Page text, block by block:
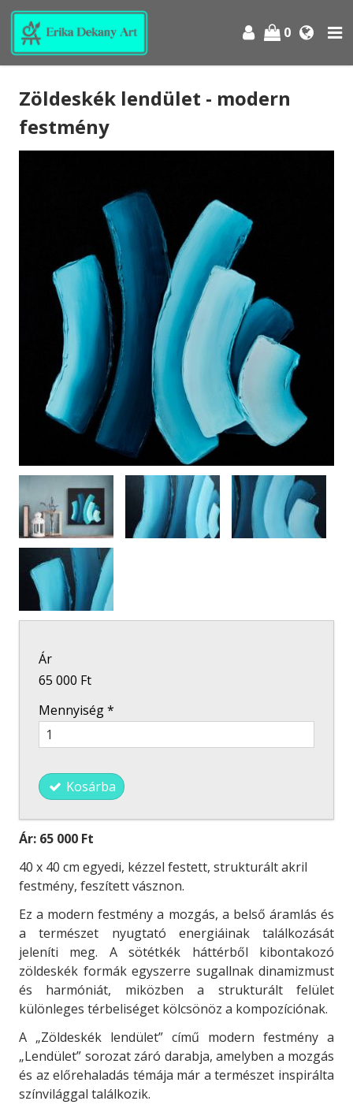
0
Zöldeskék lendület - modern
festmény
Ár
65 000 Ft
Mennyiség*
Kosárba
Ár: 65 000 Ft
40 x 40 cm egyedi, kézzel festett, strukturált akril
festmény, feszített vásznon.
Ez a modern festmény a mozgás, a belső áramlás és
a természet nyugtató energiáinak találkozását
jeleníti meg. A sötétkék háttérből kibontakozó
zöldeskék formák egyszerre sugallnak dinamizmust
és harmóniát, miközben a strukturált felület
különleges térbeliséget kölcsönöz a kompozíciónak.
A „Zöldeskék lendület” című modern festmény a
„Lendület” sorozat záró darabja, amelyben a mozgás
és az előrehaladás témája már a természet inspirálta
színvilággal találkozik.